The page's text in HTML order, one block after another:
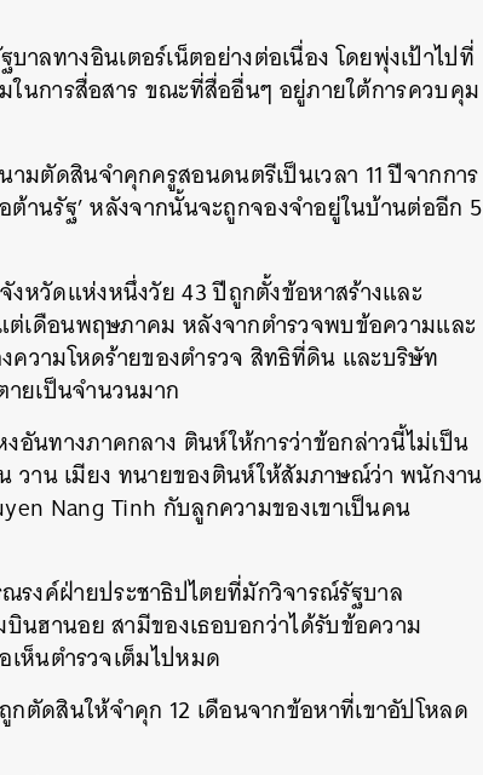
ลทางอินเตอร์เน็ตอย่างต่อเนื่อง โดยพุ่งเป้าไปที่
ในการสื่อสาร ขณะที่สื่ออื่นๆ อยู่ภายใต้การควบคุม
มตัดสินจำคุกครูสอนดนตรีเป็นเวลา 11 ปีจากการ
านรัฐ’ หลังจากนั้นจะถูกจองจำอยู่ในบ้านต่ออีก 5
หวัดแห่งหนึ่งวัย 43 ปีถูกตั้งข้อหาสร้างและ
เดือนพฤษภาคม หลังจากตำรวจพบข้อความและ
ความโหดร้ายของตำรวจ สิทธิที่ดิน และบริษัท
ยเป็นจำนวนมาก
อันทางภาคกลาง ตินห์ให้การว่าข้อกล่าวนี้ไม่เป็น
วาน เมียง ทนายของตินห์ให้สัมภาษณ์ว่า พนักงาน
Nang Tinh กับลูกความของเขาเป็นคน
งค์ฝ่ายประชาธิปไตยที่มักวิจารณ์รัฐบาล
นฮานอย สามีของเธอบอกว่าได้รับข้อความ
เห็นตำรวจเต็มไปหมด
ตัดสินให้จำคุก 12 เดือนจากข้อหาที่เขาอัปโหลด